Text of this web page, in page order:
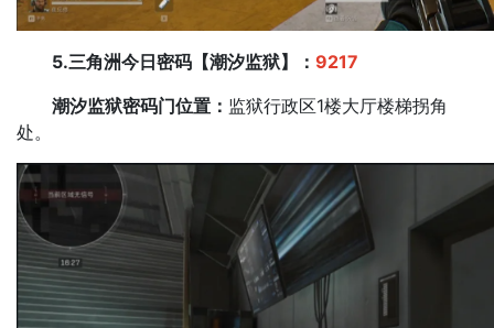
5.三角洲今日密码【潮汐监狱】： 9217
潮汐监狱密码门位置： 监狱行政区1楼大厅楼梯拐角
处。